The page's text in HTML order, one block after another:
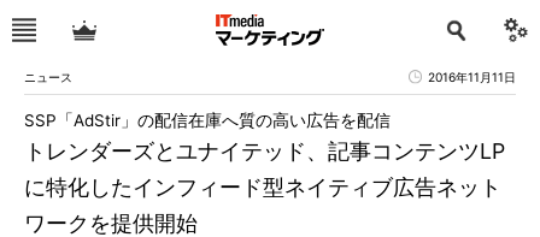
ニュース 2016年11月11日
トレンダーズとユナイテッド、記事コンテンツLP
に特化したインフィード型ネイティブ広告ネット
ワークを提供開始
SSP「AdStir」の配信在庫へ質の高い広告を配信